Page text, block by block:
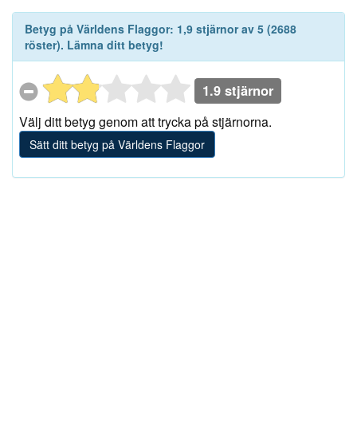
Betyg på Världens Flaggor: 1,9 stjärnor av 5 (2688
röster). Lämna ditt betyg!
1.9 stjärnor
Välj ditt betyg genom att trycka på stjärnorna.
Sätt ditt betyg på Världens Flaggor